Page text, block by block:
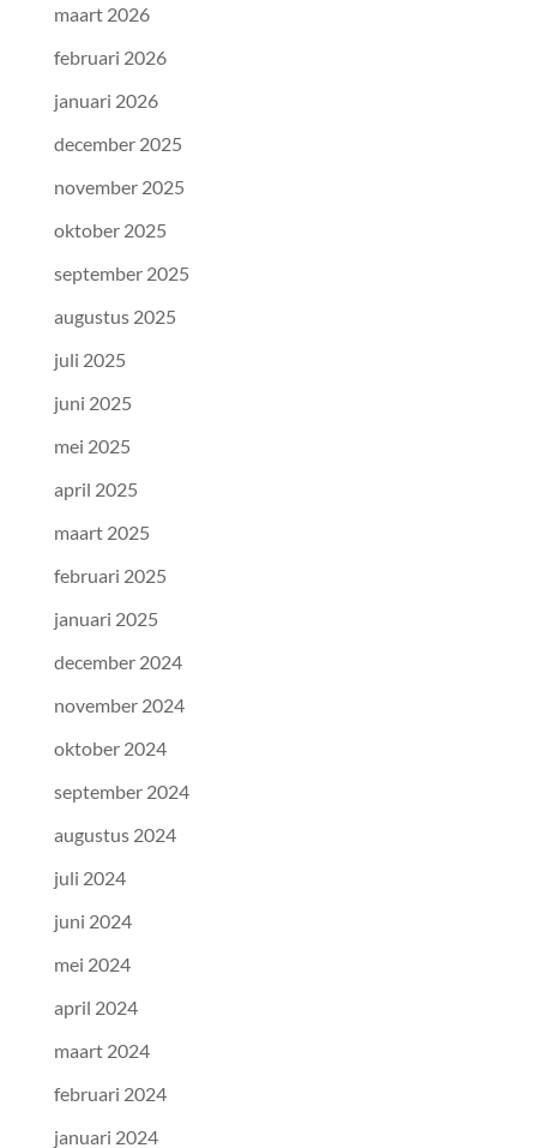
maart 2026
februari 2026
januari 2026
december 2025
november 2025
oktober 2025
september 2025
augustus 2025
juli 2025
juni 2025
mei 2025
april 2025
maart 2025
februari 2025
januari 2025
december 2024
november 2024
oktober 2024
september 2024
augustus 2024
juli 2024
juni 2024
mei 2024
april 2024
maart 2024
februari 2024
januari 2024